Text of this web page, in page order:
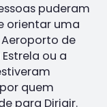
puderam
orientar uma
de
ou a
quem
para Dirigir.